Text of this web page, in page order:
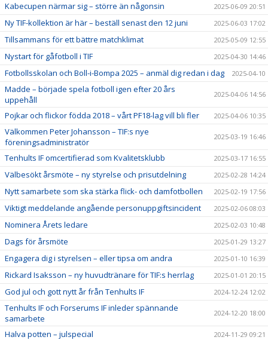
Kabecupen närmar sig – större än någonsin 2025-06-09 20:51
Ny TIF-kollektion är här – beställ senast den 12 juni 2025-06-03 17:02
Tillsammans för ett bättre matchklimat 2025-05-09 12:55
Nystart för gåfotboll i TIF 2025-04-30 14:46
Fotbollsskolan och Boll-i-Bompa 2025 – anmäl dig redan i dag 2025-04-10
Madde – började spela fotboll igen efter 20 års
uppehåll
2025-04-06 14:56
Pojkar och flickor födda 2018 – vårt PF18-lag vill bli fler 2025-04-06 10:35
Välkommen Peter Johansson – TIF:s nye
föreningsadministratör
2025-03-19 16:46
Tenhults IF omcertifierad som Kvalitetsklubb 2025-03-17 16:55
Välbesökt årsmöte – ny styrelse och prisutdelning 2025-02-28 14:24
Nytt samarbete som ska stärka flick- och damfotbollen 2025-02-19 17:56
Viktigt meddelande angående personuppgiftsincident 2025-02-06 08:03
Nominera Årets ledare 2025-02-03 10:48
Dags för årsmöte 2025-01-29 13:27
Engagera dig i styrelsen – eller tipsa om andra 2025-01-10 16:39
Rickard Isaksson – ny huvudtränare för TIF:s herrlag 2025-01-01 20:15
God jul och gott nytt år från Tenhults IF 2024-12-24 12:02
Tenhults IF och Forserums IF inleder spännande
samarbete
2024-12-20 18:00
Halva potten – julspecial 2024-11-29 09:21